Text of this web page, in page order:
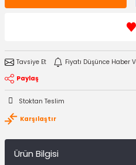
Tavsiye Et
Fiyatı Düşünce Haber
Paylaş
Stoktan Teslim
Karşılaştır
Ürün Bilgisi